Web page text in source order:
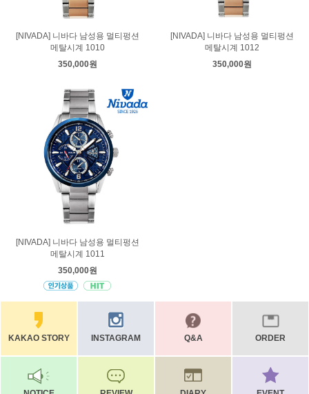
[NIVADA] 니바다 남성용 멀티펑션
메탈시계 1010
350,000원
[NIVADA] 니바다 남성용 멀티펑션
메탈시계 1012
350,000원
[NIVADA] 니바다 남성용 멀티펑션
메탈시계 1011
350,000원
KAKAO STORY INSTAGRAM Q&A ORDER